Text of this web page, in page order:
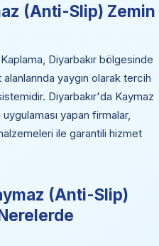
(Anti-Slip) Zemin
Diyarbakır bölgesinde
yaygın olarak tercih
Diyarbakır'da Kaymaz
yapan firmalar,
ile garantili hizmet
(Anti-Slip)